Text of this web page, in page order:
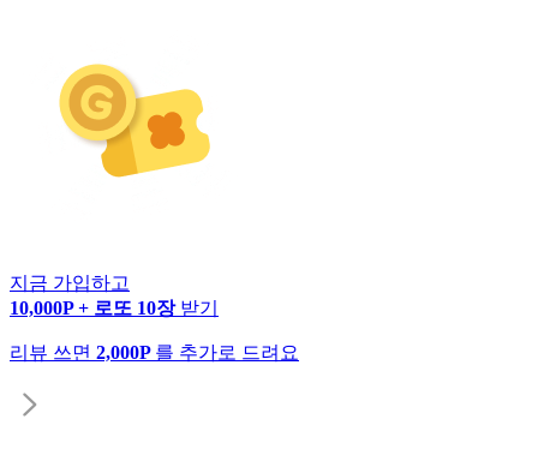
지금 가입하고
10,000P + 로또 10장 받기
리뷰 쓰면 2,000P 를 추가로 드려요